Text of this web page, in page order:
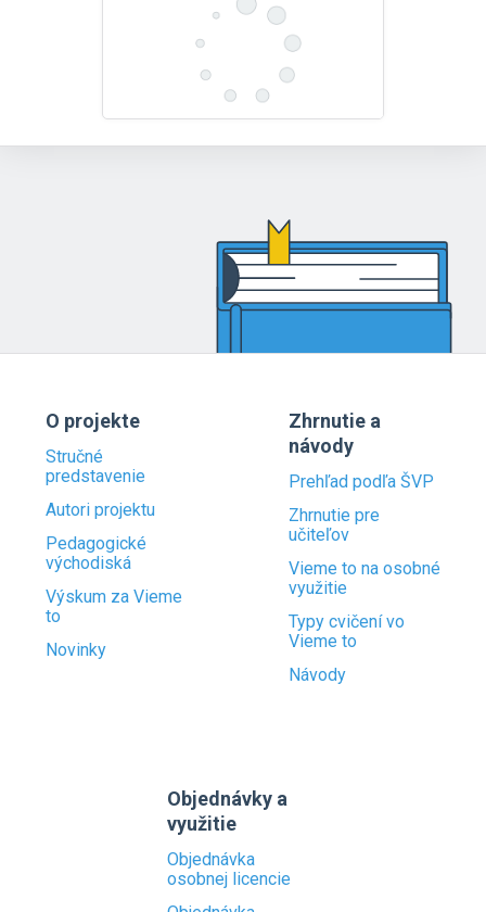
O projekte
Stručné
predstavenie
Autori projektu
Pedagogické
východiská
Výskum za Vieme
to
Novinky
Zhrnutie a
návody
Prehľad podľa ŠVP
Zhrnutie pre
učiteľov
Vieme to na osobné
využitie
Typy cvičení vo
Vieme to
Návody
Objednávky a
využitie
Objednávka
osobnej licencie